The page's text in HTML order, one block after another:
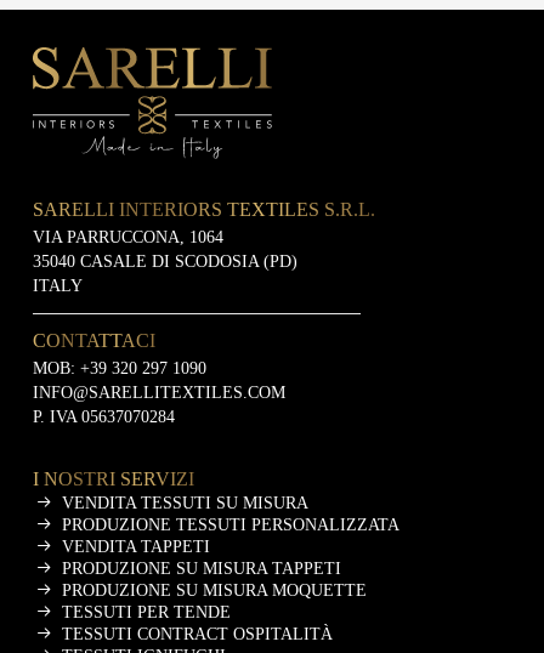
SARELLI INTERIORS TEXTILES S.R.L.
VIA PARRUCCONA, 1064
35040 CASALE DI SCODOSIA (PD)
ITALY
CONTATTACI
MOB: +39 320 297 1090
INFO@SARELLITEXTILES.COM
P. IVA 05637070284
I NOSTRI SERVIZI
VENDITA TESSUTI SU MISURA
PRODUZIONE TESSUTI PERSONALIZZATA
VENDITA TAPPETI
PRODUZIONE SU MISURA TAPPETI
PRODUZIONE SU MISURA MOQUETTE
TESSUTI PER TENDE
TESSUTI CONTRACT OSPITALITÀ